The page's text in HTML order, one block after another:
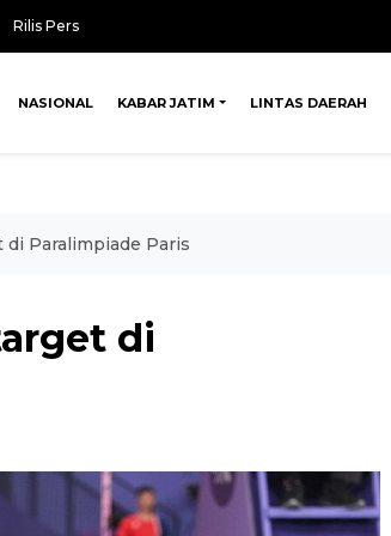
Rilis Pers
NASIONAL KABAR JATIM LINTAS DAERAH
Paralimpiade Paris
di